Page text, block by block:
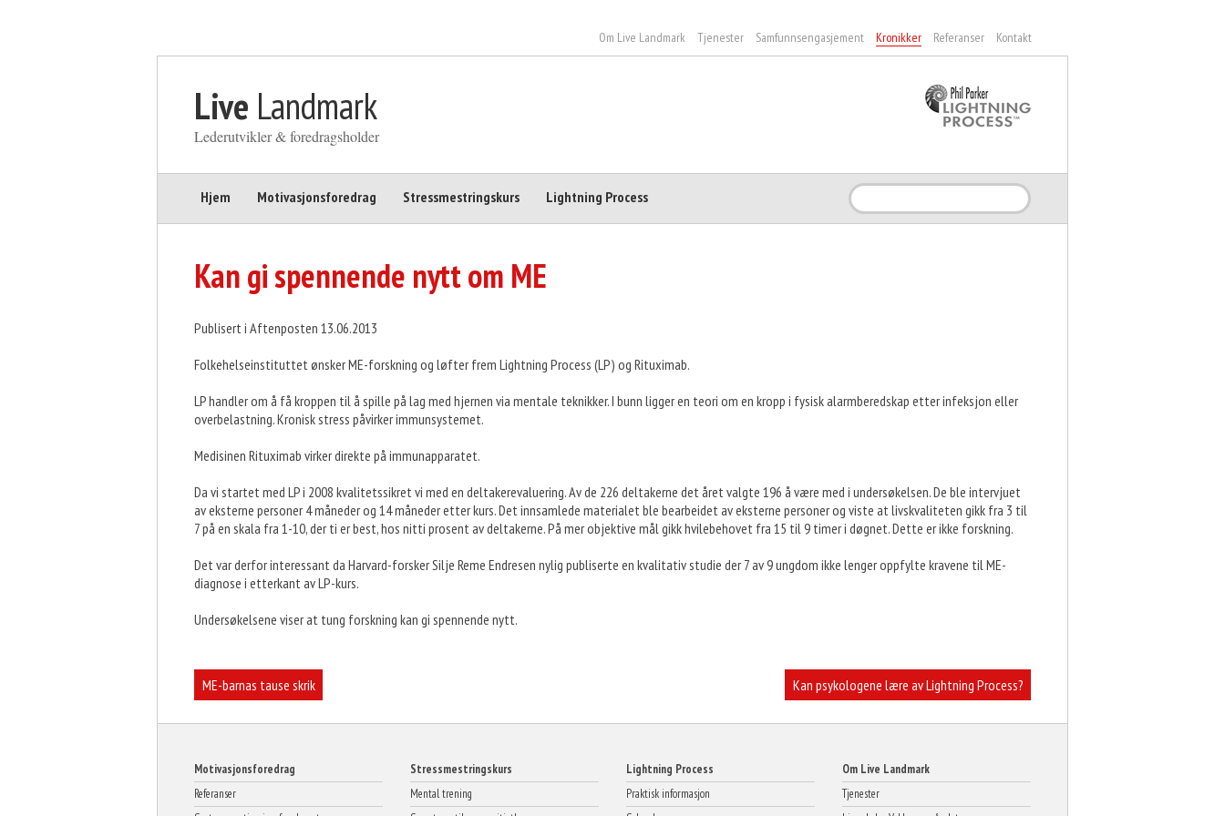
Om Live Landmark Tjenester Samfunnsengasjement Kronikker Referanser Kontakt
Live Landmark
Lederutvikler & foredragsholder
Hjem Motivasjonsforedrag Stressmestringskurs Lightning Process Søk
Kan gi spennende nytt om ME
Publisert i Aftenposten 13.06.2013
Folkehelseinstituttet ønsker ME-forskning og løfter frem Lightning Process (LP) og Rituximab.
LP handler om å få kroppen til å spille på lag med hjernen via mentale teknikker. I bunn ligger en teori om en kropp i fysisk alarmberedskap etter infeksjon eller
overbelastning. Kronisk stress påvirker immunsystemet.
Medisinen Rituximab virker direkte på immunapparatet.
Da vi startet med LP i 2008 kvalitetssikret vi med en deltakerevaluering. Av de 226 deltakerne det året valgte 196 å være med i undersøkelsen. De ble intervjuet
av eksterne personer 4 måneder og 14 måneder etter kurs. Det innsamlede materialet ble bearbeidet av eksterne personer og viste at livskvaliteten gikk fra 3 til
7 på en skala fra 1-10, der ti er best, hos nitti prosent av deltakerne. På mer objektive mål gikk hvilebehovet fra 15 til 9 timer i døgnet. Dette er ikke forskning.
Det var derfor interessant da Harvard-forsker Silje Reme Endresen nylig publiserte en kvalitativ studie der 7 av 9 ungdom ikke lenger oppfylte kravene til ME-
diagnose i etterkant av LP-kurs.
Undersøkelsene viser at tung forskning kan gi spennende nytt.
Innleggsnavigasjon
ME-barnas tause skrik Kan psykologene lære av Lightning Process?
Motivasjonsforedrag
Referanser
Stressmestringskurs
Mental trening
Lightning Process
Praktisk informasjon
Om Live Landmark
Tjenester